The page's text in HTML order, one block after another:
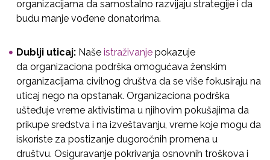
organizacijama da samostalno razvijaju strategije i da
budu manje vođene donatorima.
Dublji uticaj: Naše istraživanje pokazuje
da organizaciona podrška omogućava ženskim
organizacijama civilnog društva da se više fokusiraju na
uticaj nego na opstanak. Organizaciona podrška
ušteđuje vreme aktivistima u njihovim pokušajima da
prikupe sredstva i na izveštavanju, vreme koje mogu da
iskoriste za postizanje dugoročnih promena u
društvu. Osiguravanje pokrivanja osnovnih troškova i